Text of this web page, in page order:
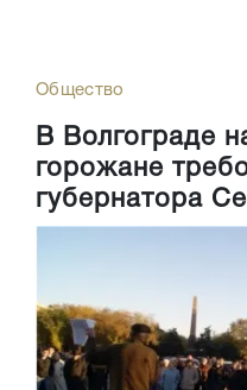
Общество
В Волгограде
горожане
губернатора